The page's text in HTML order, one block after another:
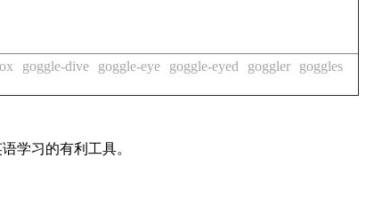
goggle-dive goggle-eye goggle-eyed goggler
goggles
学习的有利工具。